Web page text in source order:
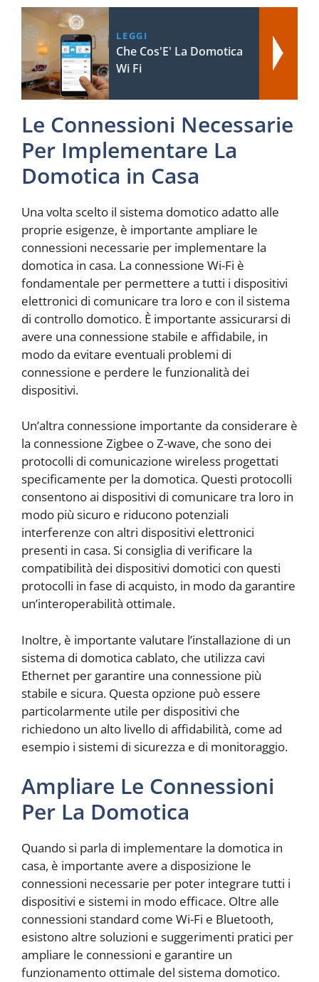
LEGGI
Che Cos'E' La Domotica
Wi Fi
Le Connessioni Necessarie
Per Implementare La
Domotica in Casa
Una volta scelto il sistema domotico adatto alle
proprie esigenze, è importante ampliare le
connessioni necessarie per implementare la
domotica in casa. La connessione Wi-Fi è
fondamentale per permettere a tutti i dispositivi
elettronici di comunicare tra loro e con il sistema
di controllo domotico. È importante assicurarsi di
avere una connessione stabile e affidabile, in
modo da evitare eventuali problemi di
connessione e perdere le funzionalità dei
dispositivi.
Un’altra connessione importante da considerare è
la connessione Zigbee o Z-wave, che sono dei
protocolli di comunicazione wireless progettati
specificamente per la domotica. Questi protocolli
consentono ai dispositivi di comunicare tra loro in
modo più sicuro e riducono potenziali
interferenze con altri dispositivi elettronici
presenti in casa. Si consiglia di verificare la
compatibilità dei dispositivi domotici con questi
protocolli in fase di acquisto, in modo da garantire
un’interoperabilità ottimale.
Inoltre, è importante valutare l’installazione di un
sistema di domotica cablato, che utilizza cavi
Ethernet per garantire una connessione più
stabile e sicura. Questa opzione può essere
particolarmente utile per dispositivi che
richiedono un alto livello di affidabilità, come ad
esempio i sistemi di sicurezza e di monitoraggio.
Ampliare Le Connessioni
Per La Domotica
Quando si parla di implementare la domotica in
casa, è importante avere a disposizione le
connessioni necessarie per poter integrare tutti i
dispositivi e sistemi in modo efficace. Oltre alle
connessioni standard come Wi-Fi e Bluetooth,
esistono altre soluzioni e suggerimenti pratici per
ampliare le connessioni e garantire un
funzionamento ottimale del sistema domotico.